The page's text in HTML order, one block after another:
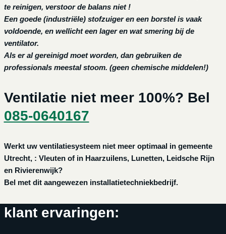
te reinigen, verstoor de balans niet !
Een goede (industriële) stofzuiger en een borstel is vaak
voldoende, en wellicht een lager en wat smering bij de
ventilator.
Als er al gereinigd moet worden, dan gebruiken de
professionals meestal stoom. (geen chemische middelen!)
Ventilatie niet meer 100%? Bel
085-0640167
Werkt uw ventilatiesysteem niet meer optimaal in gemeente
Utrecht, : Vleuten of in Haarzuilens, Lunetten, Leidsche Rijn
en Rivierenwijk?
Bel met dit aangewezen installatietechniekbedrijf.
klant ervaringen: